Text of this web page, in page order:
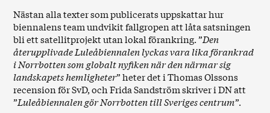
Nästan alla texter som publicerats uppskattar hur
biennalens team undvikit fallgropen att låta satsningen
bli ett satellitprojekt utan lokal förankring. ”Den
återupplivade Luleåbiennalen lyckas vara lika förankrad
i Norrbotten som globalt nyfiken när den närmar sig
landskapets hemligheter” heter det i Thomas Olssons
recension för SvD, och Frida Sandström skriver i DN att
”Luleåbiennalen gör Norrbotten till Sveriges centrum”.